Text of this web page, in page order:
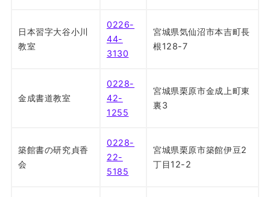
日本習字大谷小川
教室
0226-
44-
3130
宮城県気仙沼市本吉町長
根128-7
金成書道教室
0228-
42-
1255
宮城県栗原市金成上町東
裏3
築館書の研究貞香
会
0228-
22-
5185
宮城県栗原市築館伊豆2
丁目12-2